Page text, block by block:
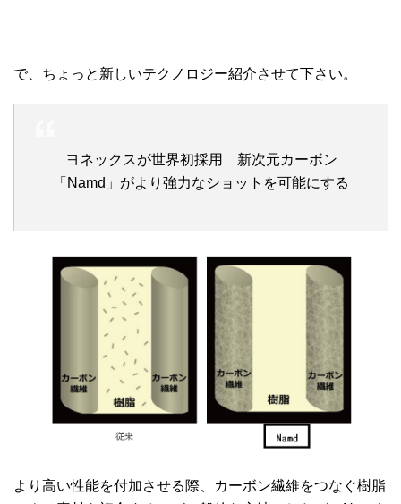
で、ちょっと新しいテクノロジー紹介させて下さい。
ヨネックスが世界初採用 新次元カーボン
「Namd」がより強力なショットを可能にする
より高い性能を付加させる際、カーボン繊維をつなぐ樹脂